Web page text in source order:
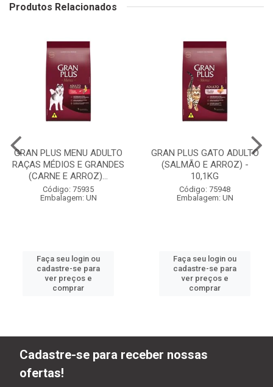
Produtos Relacionados
GRAN PLUS MENU ADULTO
RAÇAS MÉDIOS E GRANDES
(CARNE E ARROZ)...
Código: 75935
Embalagem: UN
Faça seu login ou
cadastre-se para
ver preços e
comprar
GRAN PLUS GATO ADULTO
(SALMÃO E ARROZ) -
10,1KG
Código: 75948
Embalagem: UN
Faça seu login ou
cadastre-se para
ver preços e
comprar
Cadastre-se para receber nossas
ofertas!